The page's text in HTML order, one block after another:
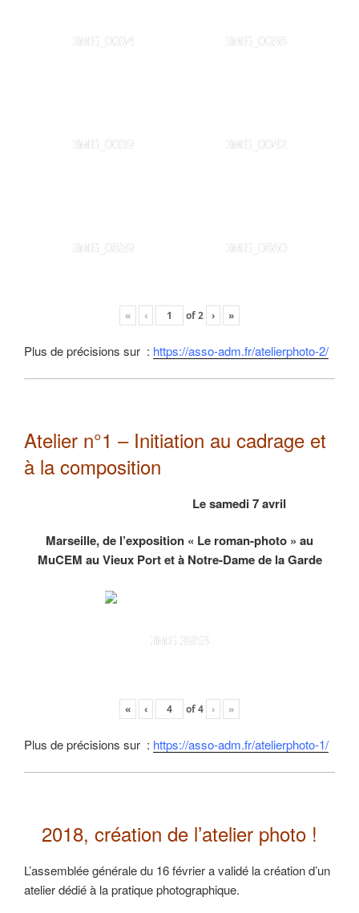
IMG_0034 IMG_0036
IMG_0039 IMG_0042
IMG_0859 IMG_0860
« ‹ of2 › »
Plus de précisions sur : https://asso-adm.fr/atelierphoto-2/
Atelier n°1 – Initiation au cadrage et
à la composition
Le samedi 7 avril
Marseille, de l’exposition « Le roman-photo » au
MuCEM au Vieux Port et à Notre-Dame de la Garde
IMG 3953
« ‹ of4 › »
Plus de précisions sur : https://asso-adm.fr/atelierphoto-1/
2018, création de l’atelier photo !
L’assemblée générale du 16 février a validé la création d’un
atelier dédié à la pratique photographique.